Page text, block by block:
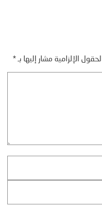
الحقول الإلزامية مشار إليها بـ*